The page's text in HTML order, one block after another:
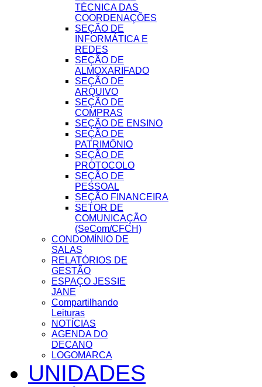
TÉCNICA DAS
COORDENAÇÕES
SEÇÃO DE
INFORMÁTICA E
REDES
SEÇÃO DE
ALMOXARIFADO
SEÇÃO DE
ARQUIVO
SEÇÃO DE
COMPRAS
SEÇÃO DE ENSINO
SEÇÃO DE
PATRIMÔNIO
SEÇÃO DE
PROTOCOLO
SEÇÃO DE
PESSOAL
SEÇÃO FINANCEIRA
SETOR DE
COMUNICAÇÃO
(SeCom/CFCH)
CONDOMÍNIO DE
SALAS
RELATÓRIOS DE
GESTÃO
ESPAÇO JESSIE
JANE
Compartilhando
Leituras
NOTÍCIAS
AGENDA DO
DECANO
LOGOMARCA
UNIDADES